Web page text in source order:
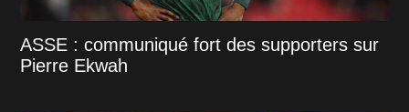
ASSE : communiqué fort des supporters sur
Pierre Ekwah